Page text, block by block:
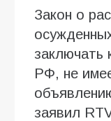
Закон о
заключать
РФ, не
заявил